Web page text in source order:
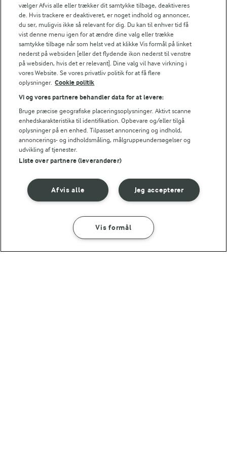
TIP
Du kan erstatte linser på dåse med linser, du selv koger. 1
NÆRINGSINDHOLD, PR 100 G
415 kJ / 99 kcal
Energifordeling
ENERGI PR 100 G
Fiber:
2,7 g
Andre gode forslag
SÅDAN GØR DU INGREDIENSER
vælger Afvis alle eller trækker dit samtykke tilbage, deaktiveres
de. Hvis trackere er deaktiveret, er noget indhold og annoncer,
du ser, muligvis ikke så relevant for dig. Du kan til enhver tid få
vist denne menu igen for at ændre dine valg eller trække
samtykke tilbage når som helst ved at klikke Vis formål på linket
nederst på websiden [eller det flydende ikon nederst til venstre
på websiden, hvis det er relevant]. Dine valg vil have virkning i
vores Website. Se vores privatliv politik for at få flere
oplysninger. Cookie politik
Vi og vores partnere behandler data for at levere:
Bruge præcise geografiske placeringsoplysninger. Aktivt scanne
enhedskarakteristika til identifikation. Opbevare og/eller tilgå
oplysninger på en enhed. Tilpasset annoncering og indhold,
annoncerings- og indholdsmåling, målgruppeundersøgelser og
udvikling af tjenester.
Liste over partnere (leverandører)
Jeg accepterer
Afvis alle
Vis formål